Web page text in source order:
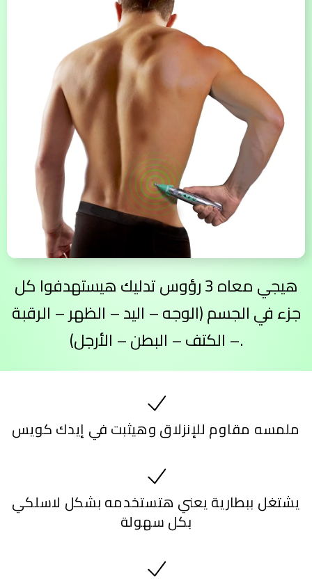
هيجي معاه 3 رؤوس تدليك هيستهدفوا كل
جزء في الجسم (الوجه – اليد – الظهر – الرقبة
– الكتف – البطن – الأرجل).
ملمسه مقاوم للإنزلاق وهيثبت في إيدك كويس
يشتغل ببطارية يعني هتستخدمه بشكل لاسلكي
بكل سهولة